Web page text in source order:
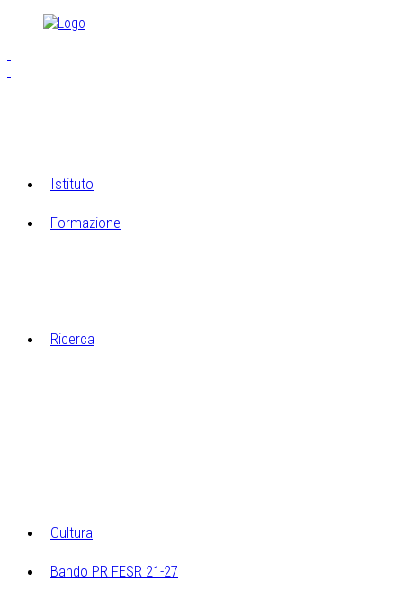
Istituto
Formazione
Ricerca
Cultura
Bando PR FESR 21-27